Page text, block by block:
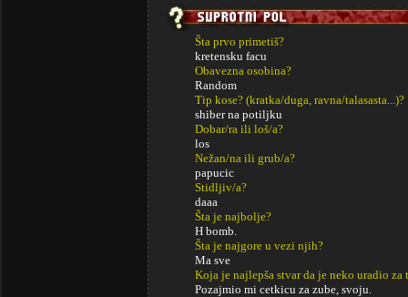
Šta prvo primetiš?
kretensku facu
Obavezna osobina?
Random
Tip kose? (kratka/duga, ravna/talasasta...)?
shiber na potiljku
Dobar/ra ili loš/a?
los
Nežan/na ili grub/a?
papucic
Stidljiv/a?
daaa
Šta je najbolje?
H bomb.
Šta je najgore u vezi njih?
Ma sve
Koja je najlepša stvar da je neko uradio za
Pozajmio mi cetkicu za zube, svoju.